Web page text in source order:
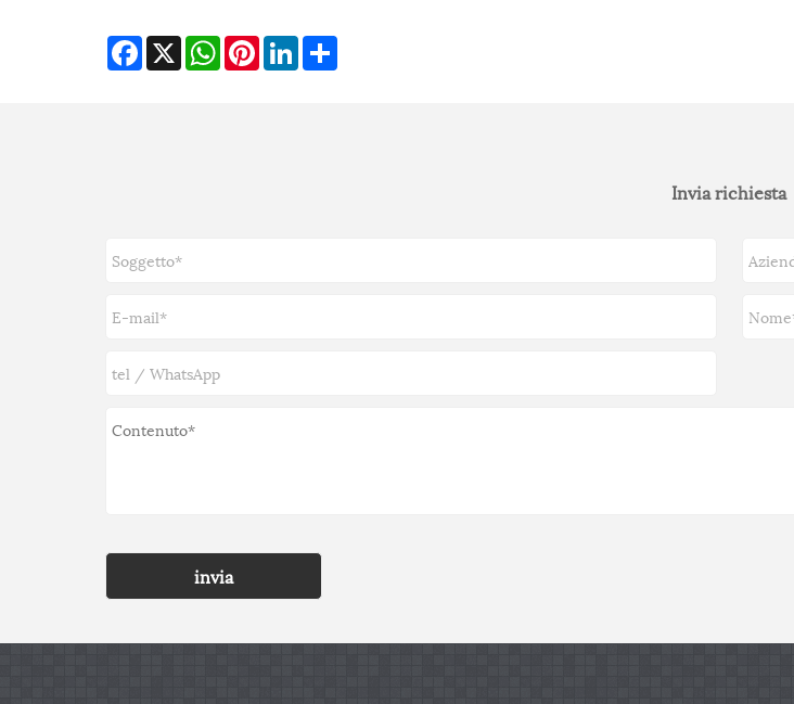
Facebook
X WhatsAppPinterestLinkedIn
Invia richiesta
invia